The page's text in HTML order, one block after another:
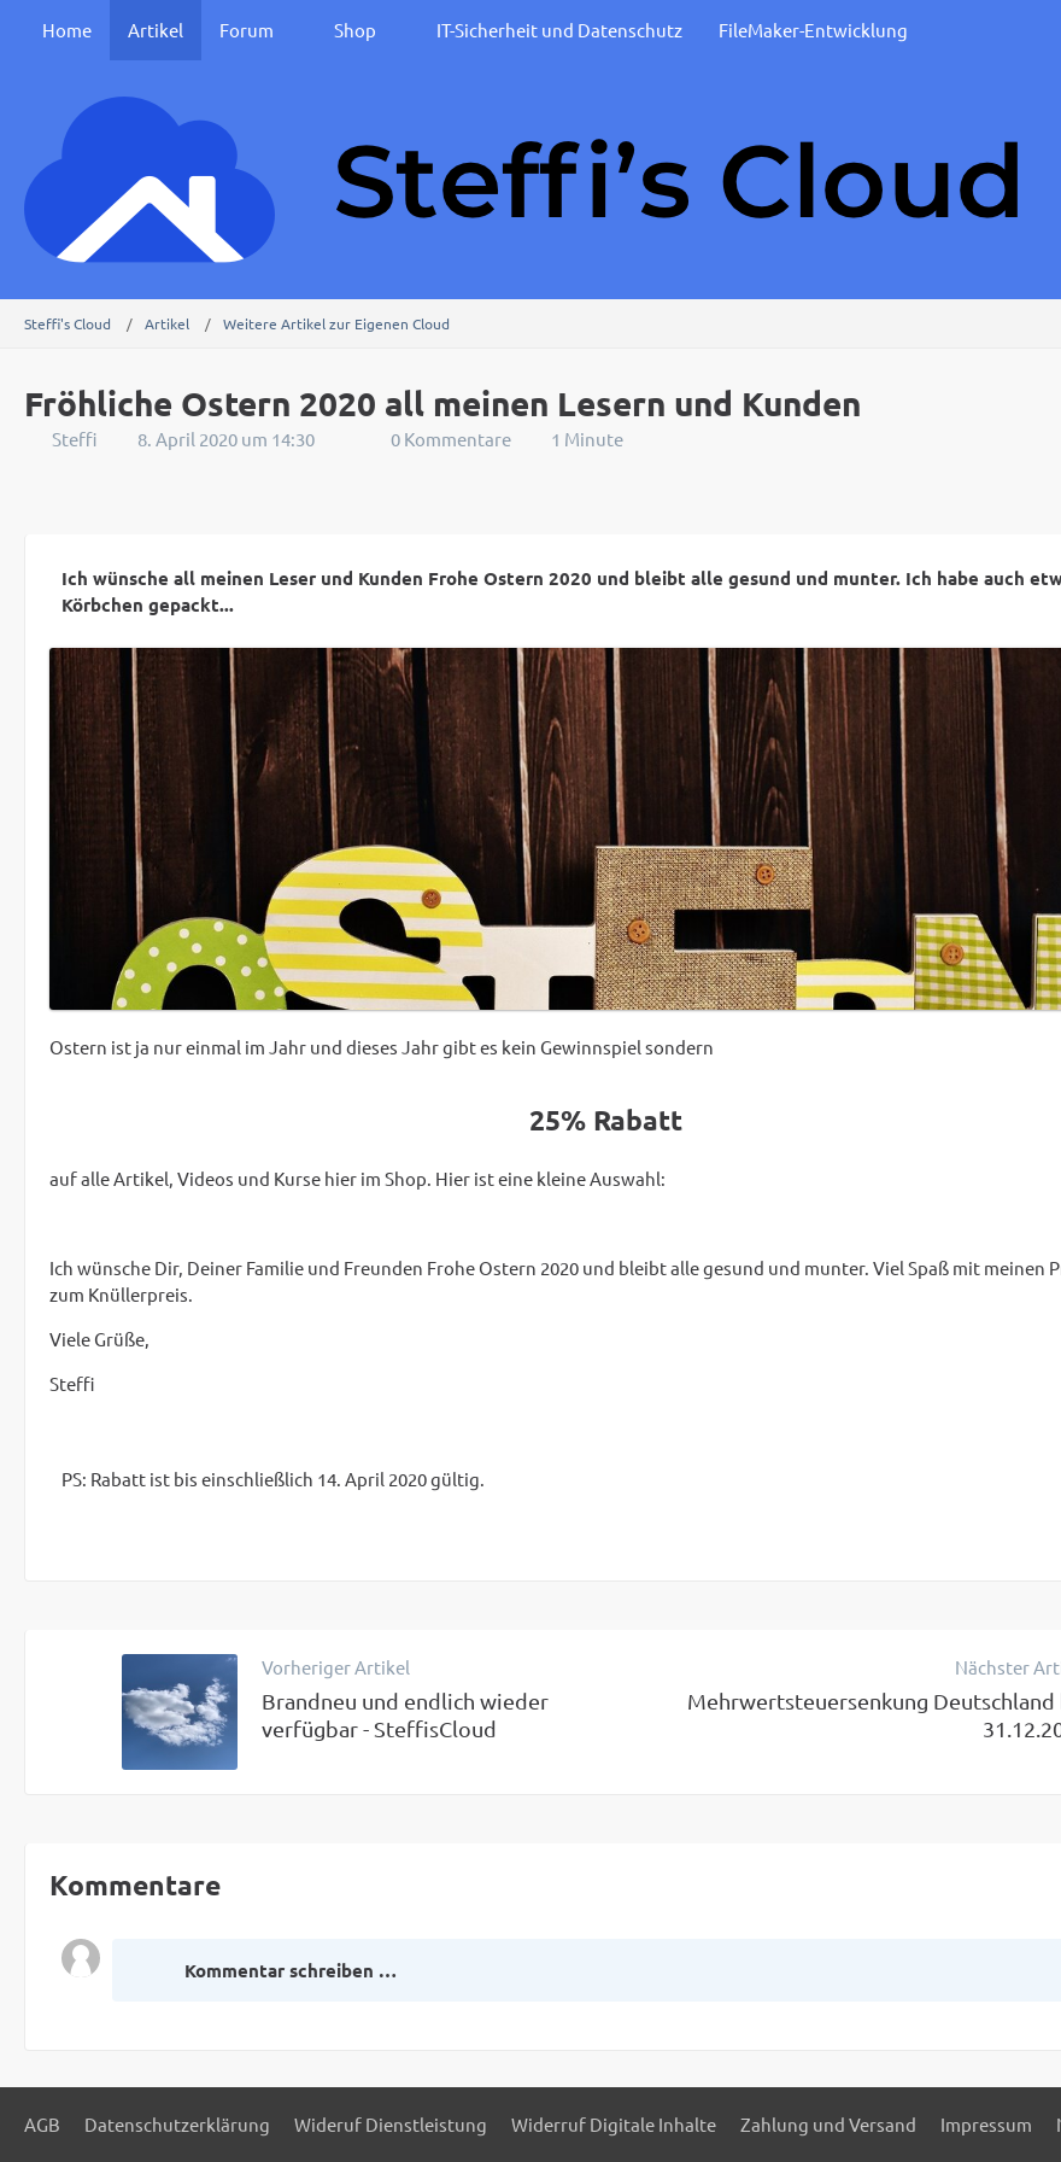
Home Artikel Forum Shop IT-Sicherheit und Datenschutz FileMaker-Entwicklung
Steffi's Cloud Artikel Weitere Artikel zur Eigenen Cloud
Fröhliche Ostern 2020 all meinen Lesern und Kunden
Steffi 8. April 2020 um 14:30 0 Kommentare 1 Minute
Ich wünsche all meinen Leser und Kunden Frohe Ostern 2020 und bleibt alle gesund und munter. Ich habe auch
Körbchen gepackt...
Ostern ist ja nur einmal im Jahr und dieses Jahr gibt es kein Gewinnspiel sondern
25% Rabatt
auf alle Artikel, Videos und Kurse hier im Shop. Hier ist eine kleine Auswahl:
Ich wünsche Dir, Deiner Familie und Freunden Frohe Ostern 2020 und bleibt alle gesund und munter. Viel Spaß mit meinen
zum Knüllerpreis.
Viele Grüße,
Steffi
PS: Rabatt ist bis einschließlich 14. April 2020 gültig.
Vorheriger Artikel
Brandneu und endlich wieder
verfügbar - SteffisCloud
Nächster
Mehrwertsteuersenkung Deutschland
Kommentare
Kommentar schreiben …
AGB Datenschutzerklärung Wideruf Dienstleistung Widerruf Digitale Inhalte Zahlung und Versand Impressum